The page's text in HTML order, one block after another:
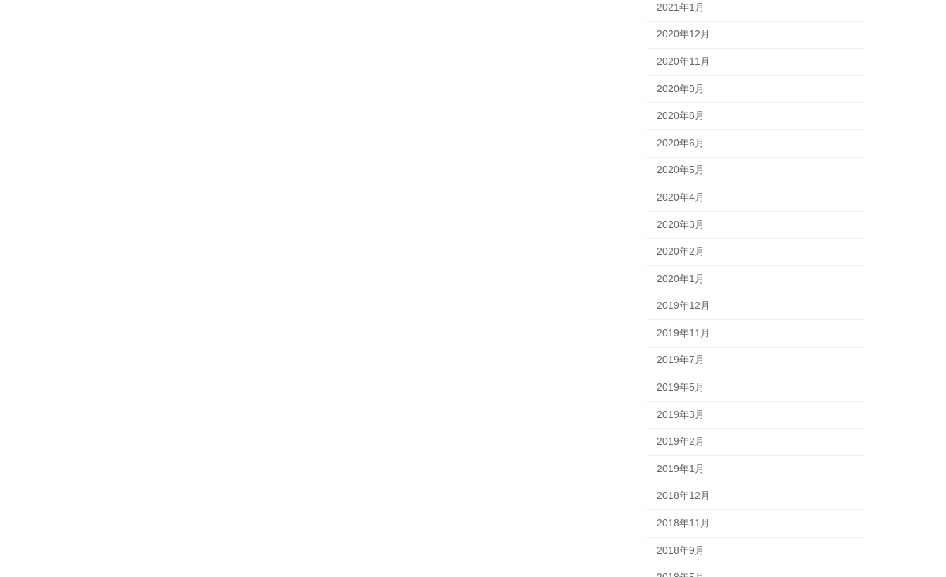
2021年1月
2020年12月
2020年11月
2020年9月
2020年8月
2020年6月
2020年5月
2020年4月
2020年3月
2020年2月
2020年1月
2019年12月
2019年11月
2019年7月
2019年5月
2019年3月
2019年2月
2019年1月
2018年12月
2018年11月
2018年9月